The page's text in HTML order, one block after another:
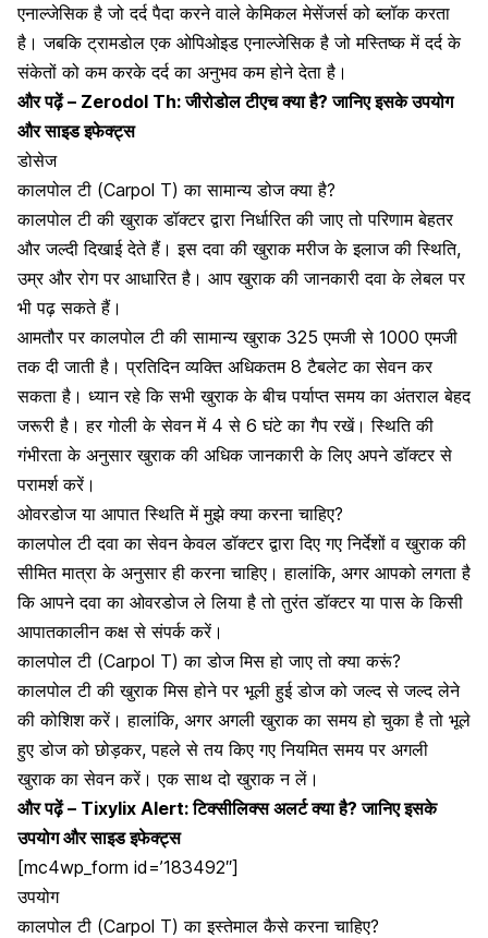
एनाल्जेसिक है जो दर्द पैदा करने वाले केमिकल मेसेंजर्स को ब्लॉक करता
है। जबकि ट्रामडोल एक ओपिओइडएनाल्जेसिकहै जो मस्तिष्क में दर्द के
संकेतों को कम करके दर्द का अनुभव कम होने देता है।
और पढ़ें – Zerodol Th: जीरोडोल टीएच क्या है? जानिए इसके उपयोग
और साइड इफेक्ट्स
डोसेज
कालपोल टी (Carpol T) का सामान्य डोज क्या है?
कालपोल टीकी खुराक डॉक्टर द्वारा निर्धारित की जाए तो परिणाम बेहतर
और जल्दी दिखाई देते हैं। इस दवा की खुराक मरीज के इलाज की स्थिति,
उम्र और रोग पर आधारित है। आप खुराक की जानकारी दवा के लेबल पर
भी पढ़ सकते हैं।
आमतौर पर कालपोल टी की सामान्य खुराक 325 एमजी से 1000 एमजी
तक दी जाती है। प्रतिदिन व्यक्ति अधिकतम 8 टैबलेट का सेवन कर
सकता है। ध्यान रहे कि सभी खुराक के बीच पर्याप्त समय का अंतराल बेहद
जरूरी है। हर गोली के सेवन में 4 से 6 घंटे का गैप रखें। स्थिति की
गंभीरता के अनुसार खुराक की अधिक जानकारी के लिए अपने डॉक्टर से
परामर्श करें।
ओवरडोज या आपात स्थिति में मुझे क्या करना चाहिए?
कालपोल टी दवा का सेवन केवल डॉक्टर द्वारा दिए गए निर्देशों व खुराक की
सीमित मात्रा के अनुसार ही करना चाहिए। हालांकि, अगर आपको लगता है
कि आपनेदवा का ओवरडोज ले लिया है तो तुरंत डॉक्टर या पास के किसी
आपातकालीन कक्ष से संपर्क करें।
कालपोल टी (Carpol T) का डोज मिस हो जाए तो क्या करूं?
कालपोल टी की खुराक मिस होने पर भूली हुई डोज को जल्द से जल्द लेने
की कोशिश करें। हालांकि, अगर अगली खुराक का समय हो चुका है तो भूले
हुए डोज को छोड़कर, पहले से तय किए गए नियमित समय पर अगली
खुराक का सेवन करें। एक साथ दो खुराक न लें।
और पढ़ें – Tixylix Alert: टिक्सीलिक्स अलर्ट क्या है? जानिए इसके
उपयोग और साइड इफेक्ट्स
[mc4wp_form id=’183492″]
उपयोग
कालपोल टी (Carpol T) का इस्तेमाल कैसे करना चाहिए?